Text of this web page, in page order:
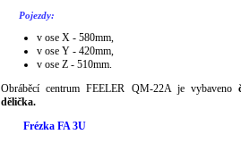
Pojezdy:
v ose X - 580mm,
v ose Y - 420mm,
v ose Z - 510mm.
Obráběcí centrum FEELER QM-22A je vybaveno
dělička.
Frézka FA 3U